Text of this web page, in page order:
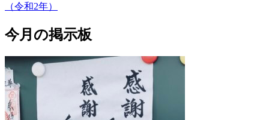
（令和2年）
今月の掲示板